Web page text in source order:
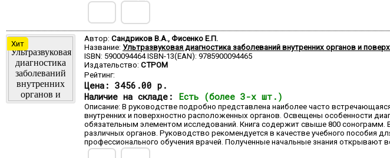
Хит
Автор: Сандриков В.А., Фисенко Е.П.
Название: Ультразвуковая диагностика заболеваний внутренних органов и
ISBN: 5900094464 ISBN-13(EAN): 9785900094465
Издательство: СТРОМ
Рейтинг:
Цена: 3456.00 р.
Наличие на складе: Есть (более 3-х шт.)
Описание: В руководстве подробно представлена наиболее часто
внутренних и поверхностно расположенных органов. Освещены особенности
обязательным элементом исследований. Книга содержит свыше 800
различных органов. Руководство рекомендуется в качестве учебного пособия
профессионального обучения врачей. Полученные начальные знания открывают